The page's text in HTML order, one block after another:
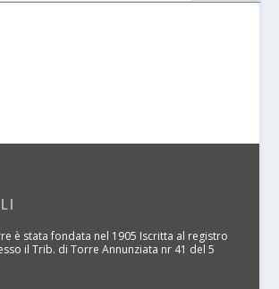
è stata fondata nel 1905 Iscritta al registro
il Trib. di Torre Annunziata nr 41 del 5